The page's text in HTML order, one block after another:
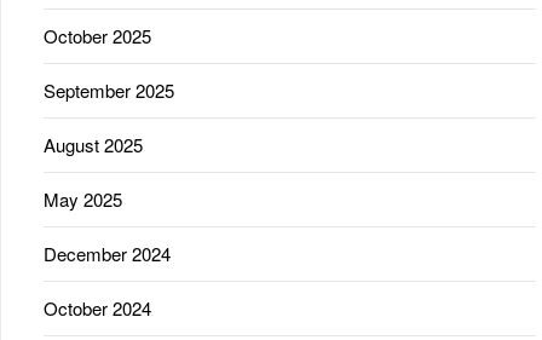
October 2025
September 2025
August 2025
May 2025
December 2024
October 2024